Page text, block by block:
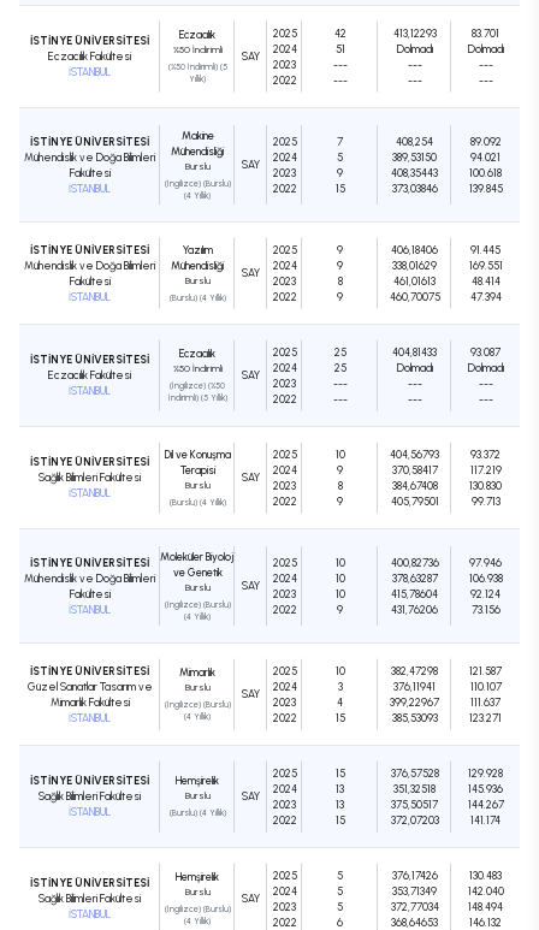
İSTİNYE ÜNİVERSİTESİ
Eczacılık Fakültesi
İSTANBUL
Eczacılık
%50 İndirimli
(%50 İndirimli) (5
Yıllık)
SAY
2025
2024
2023
2022
42
51
---
---
413,12293
Dolmadı
---
---
83.701
Dolmadı
---
---
İSTİNYE ÜNİVERSİTESİ
Mühendislik ve Doğa Bilimleri
Fakültesi
İSTANBUL
Makine
Mühendisliği
Burslu
(İngilizce) (Burslu)
(4 Yıllık)
SAY
2025
2024
2023
2022
7
5
9
15
408,254
389,53150
408,35443
373,03846
89.092
94.021
100.618
139.845
İSTİNYE ÜNİVERSİTESİ
Mühendislik ve Doğa Bilimleri
Fakültesi
İSTANBUL
Yazılım
Mühendisliği
Burslu
(Burslu) (4 Yıllık)
SAY
2025
2024
2023
2022
9
9
8
9
406,18406
338,01629
461,01613
460,70075
91.445
169.551
48.414
47.394
İSTİNYE ÜNİVERSİTESİ
Eczacılık Fakültesi
İSTANBUL
Eczacılık
%50 İndirimli
(İngilizce) (%50
İndirimli) (5 Yıllık)
SAY
2025
2024
2023
2022
25
25
---
---
404,81433
Dolmadı
---
---
93.087
Dolmadı
---
---
İSTİNYE ÜNİVERSİTESİ
Sağlık Bilimleri Fakültesi
İSTANBUL
Dil ve Konuşma
Terapisi
Burslu
(Burslu) (4 Yıllık)
SAY
2025
2024
2023
2022
10
9
8
9
404,56793
370,58417
384,67408
405,79501
93.372
117.219
130.830
99.713
İSTİNYE ÜNİVERSİTESİ
Mühendislik ve Doğa Bilimleri
Fakültesi
İSTANBUL
Moleküler Biyoloji
ve Genetik
Burslu
(İngilizce) (Burslu)
(4 Yıllık)
SAY
2025
2024
2023
2022
10
10
10
9
400,82736
378,63287
415,78604
431,76206
97.946
106.938
92.124
73.156
İSTİNYE ÜNİVERSİTESİ
Güzel Sanatlar Tasarım ve
Mimarlık Fakültesi
İSTANBUL
Mimarlık
Burslu
(İngilizce) (Burslu)
(4 Yıllık)
SAY
2025
2024
2023
2022
10
3
4
15
382,47298
376,11941
399,22967
385,53093
121.587
110.107
111.637
123.271
İSTİNYE ÜNİVERSİTESİ
Sağlık Bilimleri Fakültesi
İSTANBUL
Hemşirelik
Burslu
(Burslu) (4 Yıllık)
SAY
2025
2024
2023
2022
15
13
13
15
376,57528
351,32518
375,50517
372,07203
129.928
145.936
144.267
141.174
İSTİNYE ÜNİVERSİTESİ
Sağlık Bilimleri Fakültesi
İSTANBUL
Hemşirelik
Burslu
(İngilizce) (Burslu)
(4 Yıllık)
SAY
2025
2024
2023
2022
5
5
5
6
376,17426
353,71349
372,77034
368,64653
130.483
142.040
148.494
146.132